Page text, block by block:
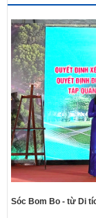
Sóc Bom Bo - từ Di